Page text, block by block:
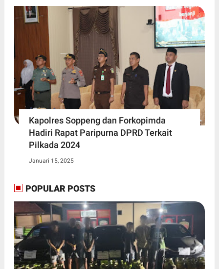
Kapolres Soppeng dan Forkopimda
Hadiri Rapat Paripurna DPRD Terkait
Pilkada 2024
Januari 15, 2025
POPULAR POSTS